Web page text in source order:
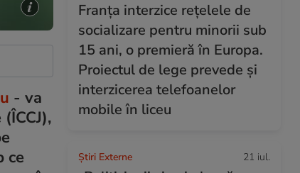
- va
ce
Franța interzice rețelele de
socializare pentru minorii sub
15 ani, o premieră în Europa.
Proiectul de lege prevede şi
interzicerea telefoanelor
mobile în liceu
Știri Externe 21 iul.